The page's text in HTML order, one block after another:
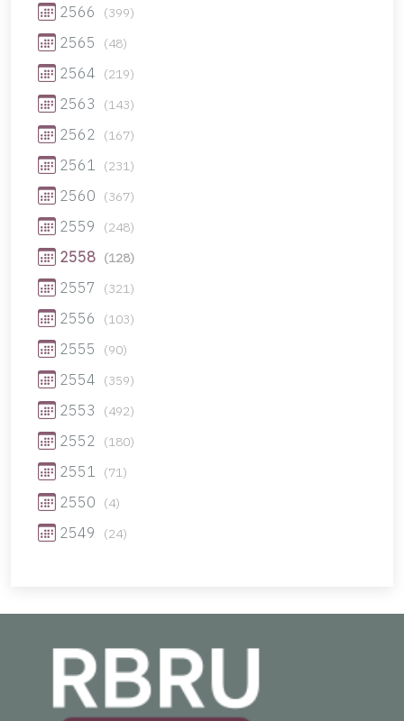
2566 (399)
2565 (48)
2564 (219)
2563 (143)
2562 (167)
2561 (231)
2560 (367)
2559 (248)
2558 (128)
2557 (321)
2556 (103)
2555 (90)
2554 (359)
2553 (492)
2552 (180)
2551 (71)
2550 (4)
2549 (24)